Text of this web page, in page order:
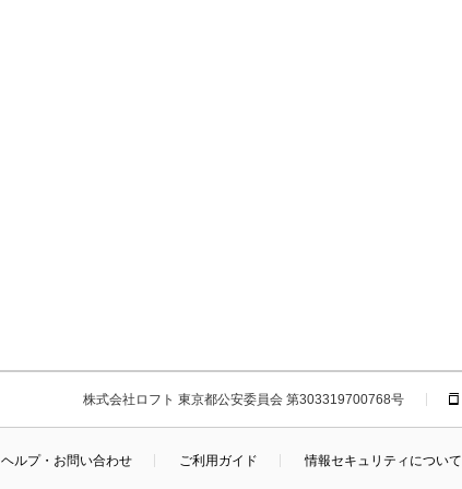
株式会社ロフト 東京都公安委員会 第303319700768号
ヘルプ・お問い合わせ ご利用ガイド 情報セキュリティについて